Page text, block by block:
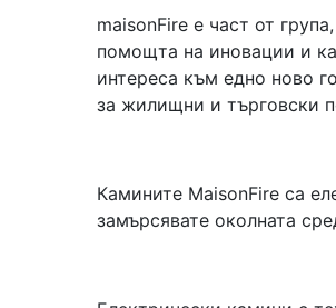
maisonFire е част от
помощта на иновации и
интереса към едно ново
за жилищни и търговски
Камините MaisonFire са
замърсявате околната